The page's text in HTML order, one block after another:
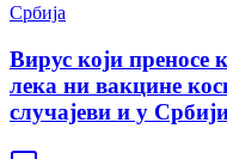
Србија
Вирус који преносе
лека ни вакцине
случајеви и у